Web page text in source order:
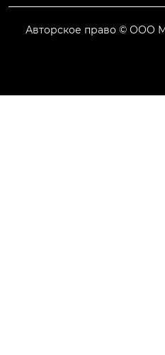
Авторское право © ООО